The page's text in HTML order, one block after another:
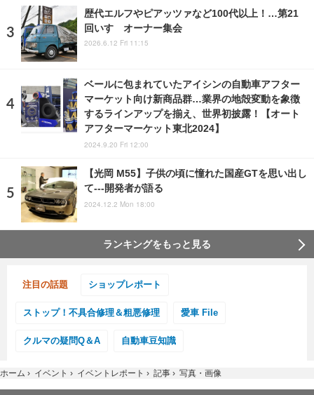
歴代エルフやピアッツァなど100代以上！…第21
回いすゞオーナー集会
2026.6.12 Fri 11:15
ベールに包まれていたアイシンの自動車アフター
マーケット向け新商品群…業界の地殻変動を象徴
するラインアップを揃え、世界初披露！【オート
アフターマーケット東北2024】
2024.9.20 Fri 12:00
【光岡 M55】子供の頃に憧れた国産GTを思い出し
て---開発者が語る
2024.12.2 Mon 18:00
ランキングをもっと見る
注目の話題 ショップレポート
ストップ！不具合修理＆粗悪修理 愛車 File
クルマの疑問Q＆A 自動車豆知識
ホーム › イベント › イベントレポート › 記事 › 写真・画像